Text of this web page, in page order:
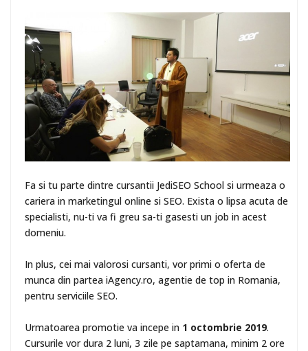
Fa si tu parte dintre cursantii JediSEO School si urmeaza o
cariera in marketingul online si SEO. Exista o lipsa acuta de
specialisti, nu-ti va fi greu sa-ti gasesti un job in acest
domeniu.
In plus, cei mai valorosi cursanti, vor primi o oferta de
munca din partea iAgency.ro, agentie de top in Romania,
pentru serviciile SEO.
Urmatoarea promotie va incepe in 1 octombrie 2019.
Cursurile vor dura 2 luni, 3 zile pe saptamana, minim 2 ore